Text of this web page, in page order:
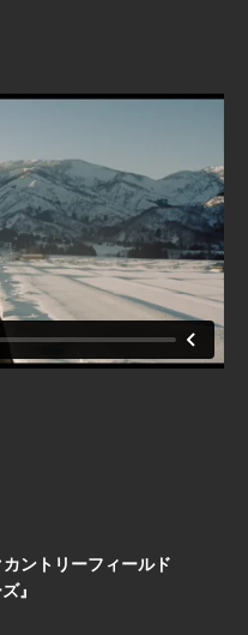
ントリーフィールド
』